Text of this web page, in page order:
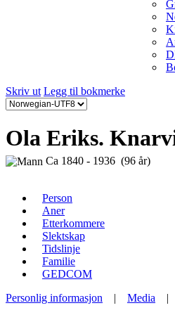
Skriv ut Legg til bokmerke
Ola Eriks.
Ca 1840 - 1936 (96 år)
Person
Aner
Etterkommere
Slektskap
Tidslinje
Familie
GEDCOM
Personlig informasjon | Media |